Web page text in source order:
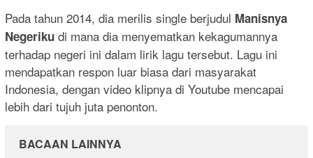
Pada tahun 2014, dia merilis single berjudul Manisnya
Negeriku di mana dia menyematkan kekagumannya
terhadap negeri ini dalam lirik lagu tersebut. Lagu ini
mendapatkan respon luar biasa dari masyarakat
Indonesia, dengan video klipnya di Youtube mencapai
lebih dari tujuh juta penonton.
BACAAN LAINNYA